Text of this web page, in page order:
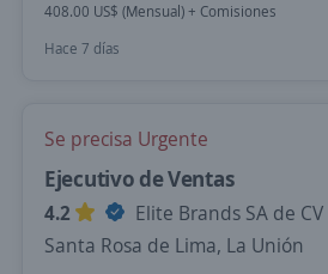
408.00 US$ (Mensual) + Comisiones
Hace 7 días
Se precisa Urgente
Ejecutivo de Ventas
4.2
Elite Brands SA de CV
Santa Rosa de Lima, La Unión